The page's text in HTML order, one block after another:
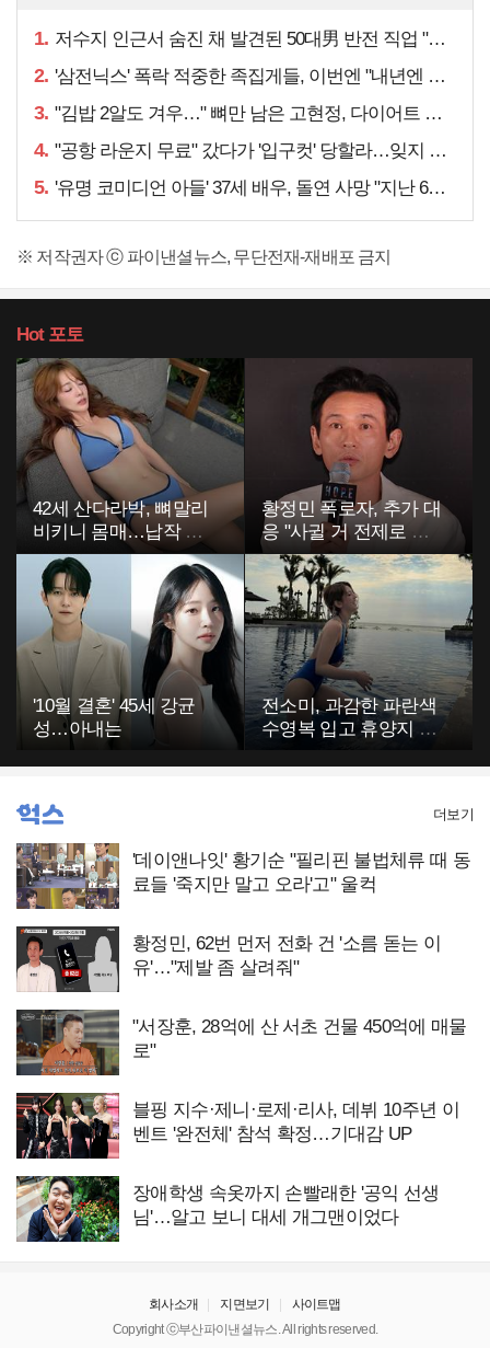
1. 저수지 인근서 숨진 채 발견된 50대男 반전 직업 "얼마 전…"
2. '삼전닉스' 폭락 적중한 족집게들, 이번엔 "내년엔 더욱…"
3. "김밥 2알도 겨우…" 뼈만 남은 고현정, 다이어트 아니라
4. "공항 라운지 무료" 갔다가 '입구컷' 당할라…잊지 말아야 할 것
5. '유명 코미디언 아들' 37세 배우, 돌연 사망 "지난 6월에도…"
※ 저작권자 ⓒ 파이낸셜뉴스, 무단전재-재배포 금지
Hot포토
42세 산다라박, 뼈말리
비키니 몸매…납작 복
부에 깜짝
황정민 폭로자, 추가 대
응 "사귈 거 전제로 하
고…"
'10월 결혼' 45세 강균
성…아내는
전소미, 과감한 파란색
수영복 입고 휴양지 포
'데이앤나잇' 황기순 "필리핀 불법체류 때 동
료들 '죽지만 말고 오라'고" 울컥
황정민, 62번 먼저 전화 건 '소름 돋는 이
유'…"제발 좀 살려줘"
"서장훈, 28억에 산 서초 건물 450억에 매물
로"
블핑 지수·제니·로제·리사, 데뷔 10주년 이
벤트 '완전체' 참석 확정…기대감 UP
장애학생 속옷까지 손빨래한 '공익 선생
님'…알고 보니 대세 개그맨이었다
더보기
회사소개 지면보기
사이트맵
Copyright ⓒ부산파이낸셜뉴스. All rights reserved.